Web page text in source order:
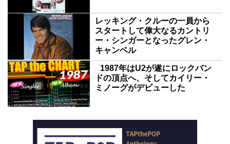
レッキング・クルーの一員から
スタートして偉大なるカントリ
ー・シンガーとなったグレン・
キャンベル
1987年はU2が遂にロックバン
ドの頂点へ、そしてカイリー・
ミノーグがデビューした